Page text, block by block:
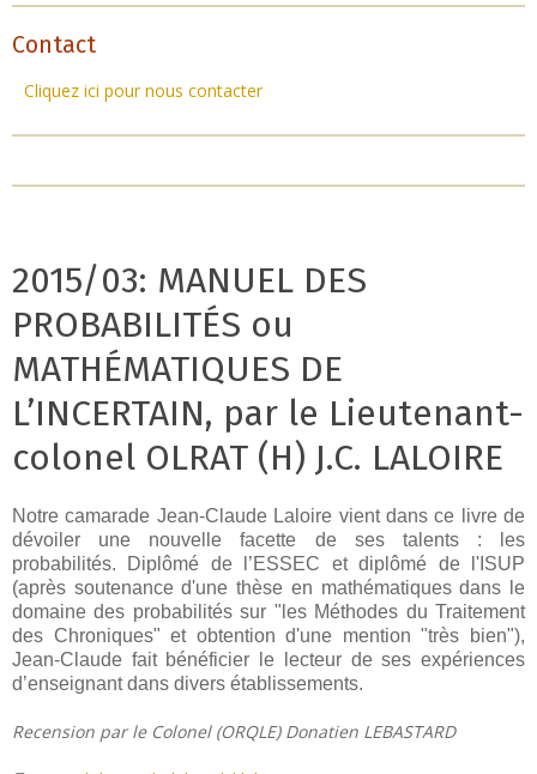
2015/03: MANUEL DES
PROBABILITÉS ou
MATHÉMATIQUES DE
L’INCERTAIN, par le Lieutenant-
colonel OLRAT (H) J.C. LALOIRE
Notre camarade Jean-Claude Laloire vient dans ce livre de
dévoiler une nouvelle facette de ses talents : les
probabilités. Diplômé de l’ESSEC et diplômé de l'ISUP
(après soutenance d'une thèse en mathématiques dans le
domaine des probabilités sur "les Méthodes du Traitement
des Chroniques" et obtention d'une mention "très bien"),
Jean-Claude fait bénéficier le lecteur de ses expériences
d’enseignant dans divers établissements.
Recension par le Colonel (ORQLE) Donatien LEBASTARD
Contact
Cliquez ici pour nous contacter